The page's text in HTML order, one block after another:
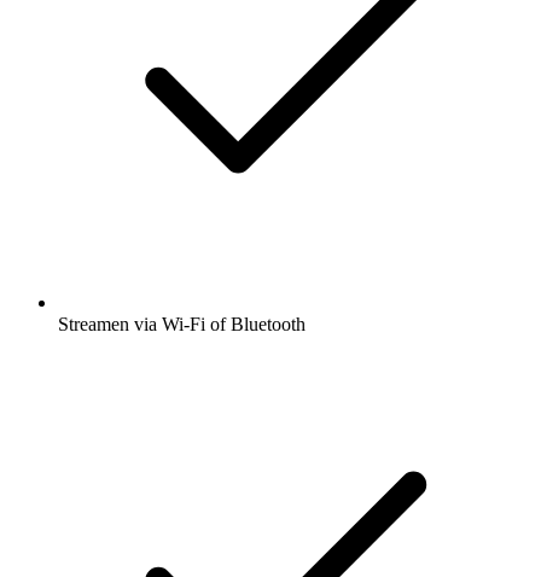
Streamen via Wi-Fi of Bluetooth